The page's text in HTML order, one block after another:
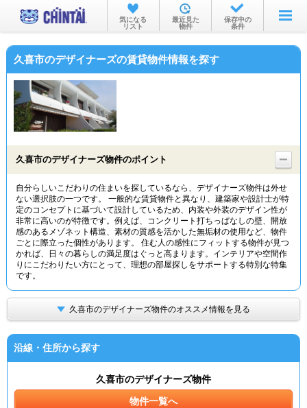
お部屋を探す
沿線・駅から
物件特集から
TOP
気になる
リスト
最近見た
物件
保存中の
条件
久喜市のデザイナーズの賃貸物件情報を探す
久喜市のデザイナーズ物件のポイント
自分らしいこだわりの住まいを探しているなら、デザイナーズ物件は外せ
ない選択肢の一つです。 一般的な賃貸物件と異なり、建築家や設計士が特
定のコンセプトに基づいて設計しているため、内装や外装のデザイン性が
非常に高いのが特徴です。例えば、コンクリート打ちっぱなしの壁、開放
感のあるメゾネット構造、素材の質感を活かした無垢材の使用など、物件
ごとに際立った個性があります。 住む人の感性にフィットする物件が見つ
かれば、日々の暮らしの満足度はぐっと高まります。インテリアや空間作
りにこだわりたい方にとって、理想の部屋探しをサポートする特別な特集
です。
久喜市のデザイナーズ物件のオススメ情報を見る
沿線・住所から探す
久喜市のデザイナーズ物件
物件一覧へ